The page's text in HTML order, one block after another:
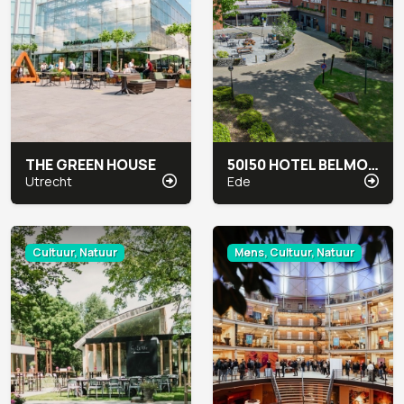
THE GREEN HOUSE
Utrecht
50|50 HOTEL BELMONT
Ede
Cultuur, Natuur Mens, Cultuur, Natuur